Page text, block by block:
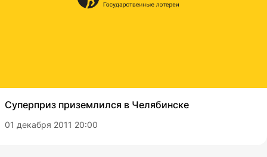
Суперприз приземлился в Челябинске
01 декабря 2011 20:00